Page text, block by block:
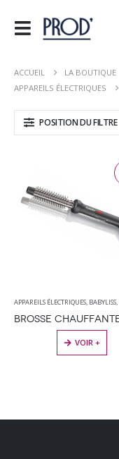
ACCUEIL LA BOUTIQUE
APPAREILS ÉLECTRIQUES
POSITION DU FILTRE
APPAREILS ÉLECTRIQUES BABYLISS
VOIR +